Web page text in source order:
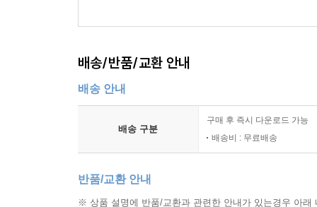
개를 집 밖으로 내보낼 때면 몇 마일 떨어진 킹
있는 방법이 있겠어.’ 나는 생각했다. ‘기차를 타면
기우뚱한 건물 안에, 미드타운 터널에서 나오
아파트에 있었다. 낡은 화장실 네모난 타일 안에
되려고 면접을 보았을 때 나를 면접 본 여자가
거야.’(63)
배송/반품/교환 안내
배송 안내
배송 구분
구매 후 즉시 다운로드 가능
배송비 : 무료배송
반품/교환 안내
※ 상품 설명에 반품/교환과 관련한 안내가 있는경우 아